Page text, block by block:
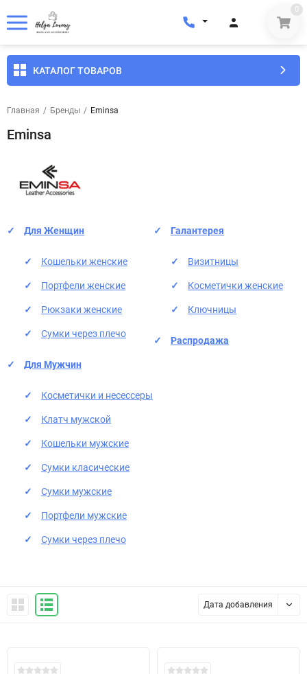
0
КАТАЛОГ ТОВАРОВ
Главная / Бренды / Eminsa
Eminsa
Для Женщин
Кошельки женские
Портфели женские
Рюкзаки женские
Сумки через плечо
Для Мужчин
Косметички и несессеры
Клатч мужской
Кошельки мужские
Сумки класические
Сумки мужские
Портфели мужские
Сумки через плечо
Галантерея
Визитницы
Косметички женские
Ключницы
Распродажа
Дата добавления
New! New!